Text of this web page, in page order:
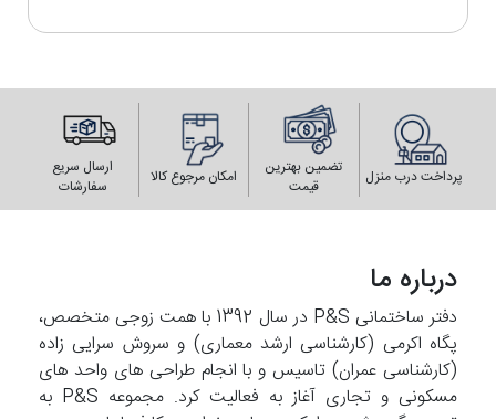
پرداخت درب منزل
تضمین بهترین
قیمت
امکان مرجوع کالا
ارسال سریع
سفارشات
درباره ما
دفتر ساختمانی P&S در سال 1392 با همت زوجی متخصص،
پگاه اکرمی (کارشناسی ارشد معماری) و سروش سرایی زاده
(کارشناسی عمران) تاسیس و با انجام طراحی های واحد های
مسکونی و تجاری آغاز به فعالیت کرد. مجموعه P&S به